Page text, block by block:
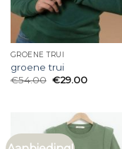
GROENE TRUI
groene trui
€54.00 €29.00